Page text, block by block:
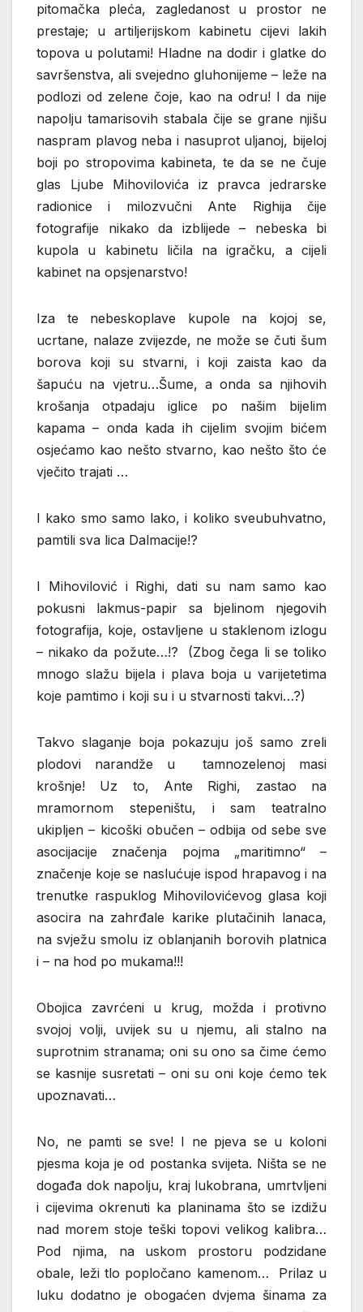
pitomačka pleća, zagledanost u prostor ne
prestaje; u artiljerijskom kabinetu cijevi lakih
topova u polutami! Hladne na dodir i glatke do
savršenstva, ali svejedno gluhonijeme – leže na
podlozi od zelene čoje, kao na odru! I da nije
napolju tamarisovih stabala čije se grane njišu
naspram plavog neba i nasuprot uljanoj, bijeloj
boji po stropovima kabineta, te da se ne čuje
glas Ljube Mihovilovića iz pravca jedrarske
radionice i milozvučni Ante Righija čije
fotografije nikako da izblijede – nebeska bi
kupola u kabinetu ličila na igračku, a cijeli
kabinet na opsjenarstvo!
Iza te nebeskoplave kupole na kojoj se,
ucrtane, nalaze zvijezde, ne može se čuti šum
borova koji su stvarni, i koji zaista kao da
šapuću na vjetru…Šume, a onda sa njihovih
krošanja otpadaju iglice po našim bijelim
kapama – onda kada ih cijelim svojim bićem
osjećamo kao nešto stvarno, kao nešto što će
vječito trajati …
I kako smo samo lako, i koliko sveubuhvatno,
pamtili sva lica Dalmacije!?
I Mihovilović i Righi, dati su nam samo kao
pokusni lakmus-papir sa bjelinom njegovih
fotografija, koje, ostavljene u staklenom izlogu
– nikako da požute…!? (Zbog čega li se toliko
mnogo slažu bijela i plava boja u varijetetima
koje pamtimo i koji su i u stvarnosti takvi…?)
Takvo slaganje boja pokazuju još samo zreli
plodovi narandže u tamnozelenoj masi
krošnje! Uz to, Ante Righi, zastao na
mramornom stepeništu, i sam teatralno
ukipljen – kicoški obučen – odbija od sebe sve
asocijacije značenja pojma „maritimno“ –
značenje koje se naslućuje ispod hrapavog i na
trenutke raspuklog Mihovilovićevog glasa koji
asocira na zahrđale karike plutačinih lanaca,
na svježu smolu iz oblanjanih borovih platnica
i – na hod po mukama!!!
Obojica zavrćeni u krug, možda i protivno
svojoj volji, uvijek su u njemu, ali stalno na
suprotnim stranama; oni su ono sa čime ćemo
se kasnije susretati – oni su oni koje ćemo tek
upoznavati…
No, ne pamti se sve! I ne pjeva se u koloni
pjesma koja je od postanka svijeta. Ništa se ne
događa dok napolju, kraj lukobrana, umrtvljeni
i cijevima okrenuti ka planinama što se izdižu
nad morem stoje teški topovi velikog kalibra…
Pod njima, na uskom prostoru podzidane
obale, leži tlo popločano kamenom… Prilaz u
luku dodatno je obogaćen dvjema šinama za